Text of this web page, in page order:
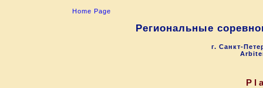
Home Page
Региональные
г. Санкт-